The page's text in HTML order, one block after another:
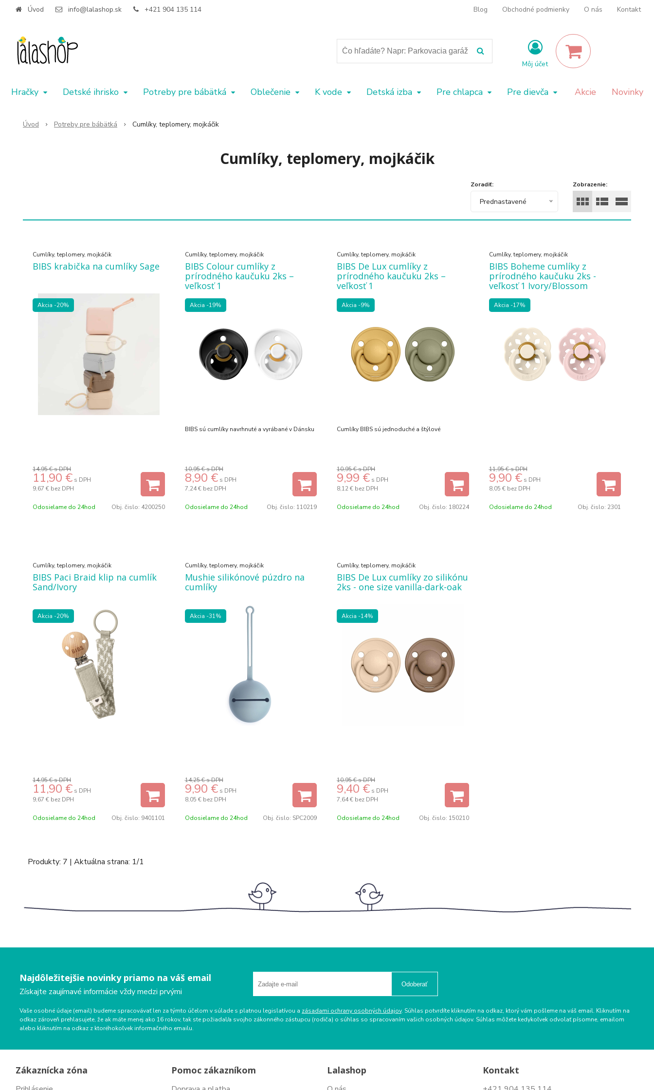
Úvod info@lalashop.sk +421 904 135 114 Blog Obchodné podmienky O nás Kontakt
Môj účet
Hračky Detské ihrisko Potreby pre bábätká Oblečenie K vode Detská izba Pre chlapca Pre dievča Akcie Novinky
Úvod Potreby pre bábätká Cumlíky, teplomery, mojkáčik
Cumlíky, teplomery, mojkáčik
Zobrazenie:
Zoradiť:
Prednastavené
Cumlíky, teplomery, mojkáčik
BIBS krabička na cumlíky Sage
Akcia -20%
14,95 €s DPH
11,90 € s DPH
9,67 € bez DPH
Odosielame do 24hod Obj. čislo: 4200250
Cumlíky, teplomery, mojkáčik
BIBS Colour cumlíky z
prírodného kaučuku 2ks –
veľkosť 1
Akcia -19%
BIBS sú cumlíky navrhnuté a vyrábané v Dánsku
10,95 €s DPH
8,90 € s DPH
7,24 € bez DPH
Odosielame do 24hod Obj. čislo: 110219
Cumlíky, teplomery, mojkáčik
BIBS De Lux cumlíky z
prírodného kaučuku 2ks –
veľkosť 1
Akcia -9%
Cumlíky BIBS sú jednoduché a štýlové
10,95 €s DPH
9,99 € s DPH
8,12 € bez DPH
Odosielame do 24hod Obj. čislo: 180224
Cumlíky, teplomery, mojkáčik
BIBS Boheme cumlíky z
prírodného kaučuku 2ks -
veľkosť 1 Ivory/Blossom
Akcia -17%
11,95 €s DPH
9,90 € s DPH
8,05 € bez DPH
Odosielame do 24hod Obj. čislo: 2301
Cumlíky, teplomery, mojkáčik
BIBS Paci Braid klip na cumlík
Sand/Ivory
Akcia -20%
14,95 €s DPH
11,90 € s DPH
9,67 € bez DPH
Odosielame do 24hod Obj. čislo: 9401101
Cumlíky, teplomery, mojkáčik
Mushie silikónové púzdro na
cumlíky
Akcia -31%
14,25 €s DPH
9,90 € s DPH
8,05 € bez DPH
Odosielame do 24hod Obj. čislo: SPC2009
Cumlíky, teplomery, mojkáčik
BIBS De Lux cumlíky zo silikónu
2ks - one size vanilla-dark-oak
Akcia -14%
10,95 €s DPH
9,40 € s DPH
7,64 € bez DPH
Odosielame do 24hod Obj. čislo: 150210
Produkty: 7 | Aktuálna strana: 1/1
Najdôležitejšie novinky priamo na váš email
Získajte zaujímavé informácie vždy medzi prvými
Odoberať
Vaše osobné údaje (email) budeme spracovávať len za týmto účelom v súlade s platnou legislatívou a zásadami ochrany osobných údajov. Súhlas potvrdíte kliknutím na odkaz, ktorý vám pošleme na váš email. Kliknutím na
odkaz zároveň prehlasujete, že ak máte menej ako 16 rokov, tak ste požiadal/a svojho zákonného zástupcu (rodiča) o súhlas so spracovaním vašich osobných údajov. Súhlas môžete kedykoľvek odvolať písomne, emailom
alebo kliknutím na odkaz z ktoréhokoľvek informačného emailu.
Zákaznícka zóna Pomoc zákazníkom Lalashop Kontakt